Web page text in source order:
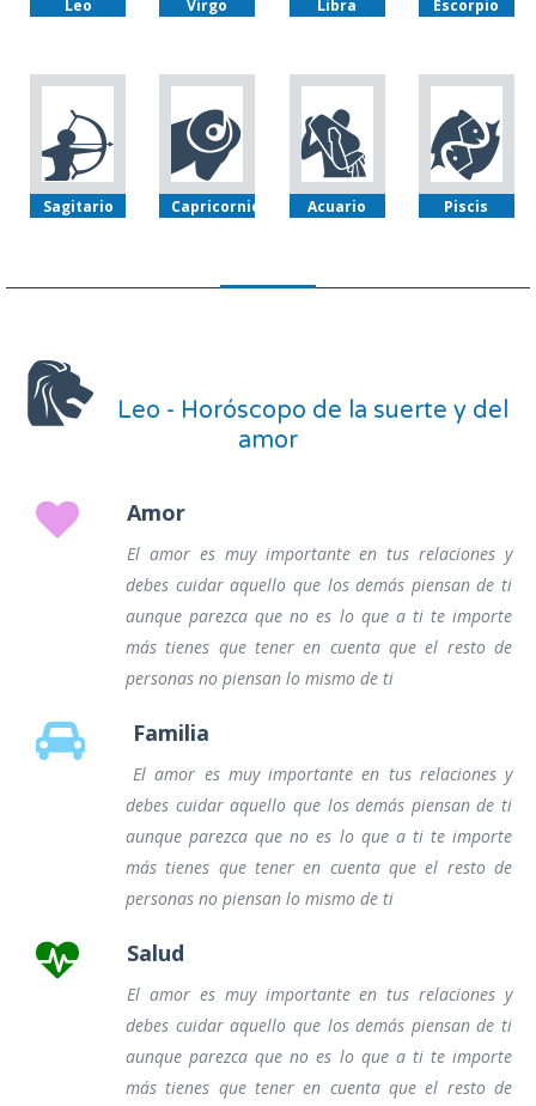
Leo Virgo Libra Escorpio
Sagitario Capricornio Acuario Piscis
Leo - Horóscopo de la suerte y del
amor
Amor
El amor es muy importante en tus relaciones y
debes cuidar aquello que los demás piensan de ti
aunque parezca que no es lo que a ti te importe
más tienes que tener en cuenta que el resto de
personas no piensan lo mismo de ti
Familia
El amor es muy importante en tus relaciones y
debes cuidar aquello que los demás piensan de ti
aunque parezca que no es lo que a ti te importe
más tienes que tener en cuenta que el resto de
personas no piensan lo mismo de ti
Salud
El amor es muy importante en tus relaciones y
debes cuidar aquello que los demás piensan de ti
aunque parezca que no es lo que a ti te importe
más tienes que tener en cuenta que el resto de